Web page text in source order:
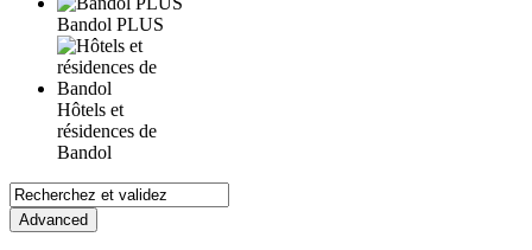
Bandol PLUS
Hôtels et
résidences de
Bandol